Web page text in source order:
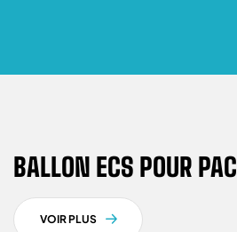
BALLON ECS POUR PAC
VOIR PLUS